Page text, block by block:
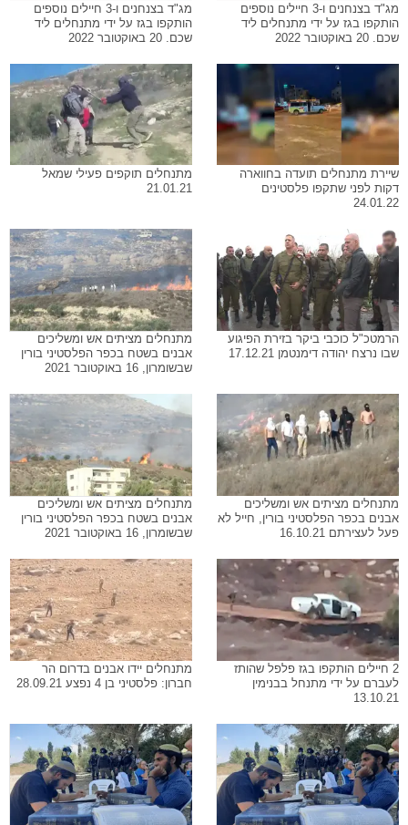
מג"ד בצנחנים ו-3 חיילים נוספים
הותקפו בגז על ידי מתנחלים ליד
שכם. 20 באוקטובר 2022
מג"ד בצנחנים ו-3 חיילים נוספים
הותקפו בגז על ידי מתנחלים ליד
שכם. 20 באוקטובר 2022
שיירת מתנחלים תועדה בחווארה
דקות לפני שתקפו פלסטינים
24.01.22
מתנחלים תוקפים פעילי שמאל
21.01.21
הרמטכ"ל כוכבי ביקר בזירת הפיגוע
שבו נרצח יהודה דימנטמן 17.12.21
מתנחלים מציתים אש ומשליכים
אבנים בשטח בכפר הפלסטיני בורין
שבשומרון, 16 באוקטובר 2021
מתנחלים מציתים אש ומשליכים
אבנים בכפר הפלסטיני בורין, חייל לא
פעל לעצירתם 16.10.21
מתנחלים מציתים אש ומשליכים
אבנים בשטח בכפר הפלסטיני בורין
שבשומרון, 16 באוקטובר 2021
2 חיילים הותקפו בגז פלפל שהותז
לעברם על ידי מתנחל בבנימין
13.10.21
מתנחלים יידו אבנים בדרום הר
חברון: פלסטיני בן 4 נפצע 28.09.21